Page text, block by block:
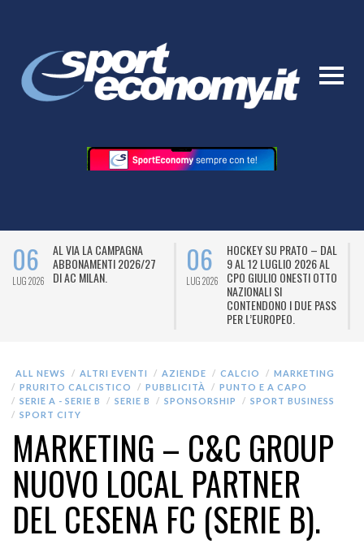
06
LUG 2026
AL VIA LA CAMPAGNA
ABBONAMENTI 2026/27
DI AC MILAN.
06
LUG 2026
HOCKEY SU PRATO – DAL
9 AL 12 LUGLIO 2026 AL
CPO GIULIO ONESTI OTTO
NAZIONALI SI
CONTENDONO I DUE PASS
PER L’EUROPEO.
ALL NEWS ALTRI EVENTI AZIENDE CALCIO
MARKETING
PRURITO CALCISTICO
PUBBLICITÀ
PUNTO E A CAPO
SERIE A - SERIE B
SERIE B SPONSORSHIP
SPORT BUSINESS
SPORT CITY
MARKETING – C&C GROUP
NUOVO LOCAL PARTNER
DEL CESENA FC (SERIE B).